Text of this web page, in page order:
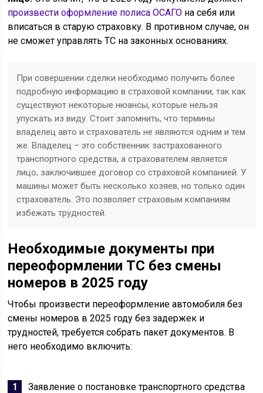
произвести оформление полиса ОСАГО на себя или
вписаться в старую страховку. В противном случае, он
не сможет управлять ТС на законных основаниях.
При совершении сделки необходимо получить более
подробную информацию в страховой компании, так как
существуют некоторые нюансы, которые нельзя
упускать из виду. Стоит запомнить, что термины
владелец авто и страхователь не являются одним и тем
же. Владелец – это собственник застрахованного
транспортного средства, а страхователем является
лицо, заключившее договор со страховой компанией. У
машины может быть несколько хозяев, но только один
страхователь. Это позволяет страховым компаниям
избежать трудностей.
Необходимые документы при
переоформлении ТС без смены
номеров в 2025 году
Чтобы произвести переоформление автомобиля без
смены номеров в 2025 году без задержек и
трудностей, требуется собрать пакет документов. В
него необходимо включить:
Заявление о постановке транспортного средства